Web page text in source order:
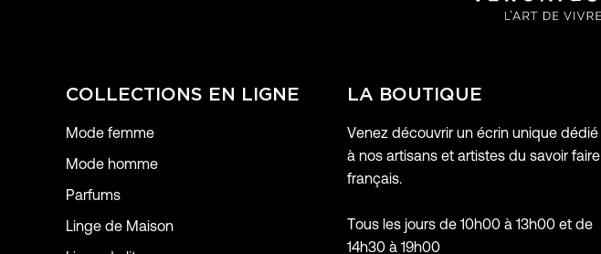
COLLECTIONS EN LIGNE
Mode femme
Mode homme
Parfums
Linge de Maison
LA BOUTIQUE
Venez découvrir un écrin unique dédié
à nos artisans et artistes du savoir faire
français.
Tous les jours de 10h00 à 13h00 et de
14h30 à 19h00